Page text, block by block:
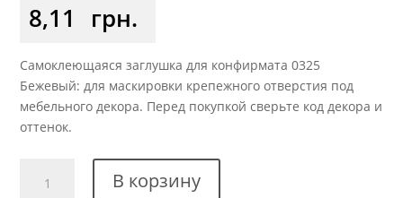
8,11 грн.
Самоклеющаяся заглушка для конфирмата 0325
Бежевый: для маскировки крепежного отверстия под
мебельного декора. Перед покупкой сверьте код декора и
оттенок.
товара
В корзину